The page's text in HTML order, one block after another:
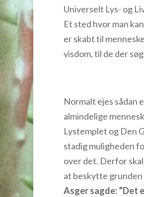
Universelt Lys- og
Et sted hvor man
er skabt til
visdom, til de der
Normalt ejes sådan
almindelige
Lystemplet og Den
stadig muligheden
over det. Derfor
at beskytte
Asger sagde: ”Det